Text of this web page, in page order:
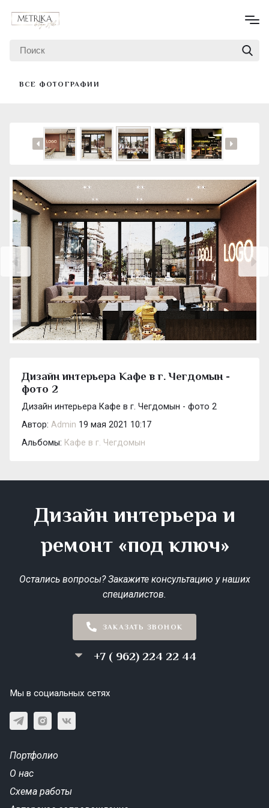
ВСЕ ФОТОГРАФИИ
Дизайн интерьера Кафе в г. Чегдомын -
фото 2
Дизайн интерьера Кафе в г. Чегдомын - фото 2
Автор: Admin 19 мая 2021 10:17
Альбомы: Кафе в г. Чегдомын
Дизайн интерьера и
ремонт «под ключ»
Остались вопросы? Закажите консультацию у наших
специалистов.
ЗАКАЗАТЬ ЗВОНОК
+7 ( 962) 224 22 44
Мы в социальных сетях
Портфолио
О нас
Схема работы